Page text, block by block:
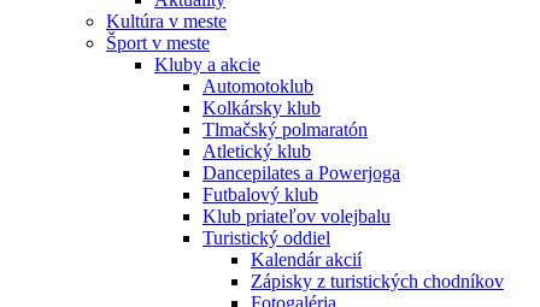
Kultúra v meste
Šport v meste
Kluby a akcie
Automotoklub
Kolkársky klub
Tlmačský polmaratón
Atletický klub
Dancepilates a Powerjoga
Futbalový klub
Klub priateľov volejbalu
Turistický oddiel
Kalendár akcií
Zápisky z turistických chodníkov
Fotogaléria